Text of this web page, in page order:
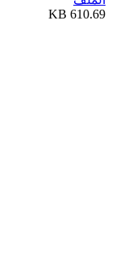
610.69 KB